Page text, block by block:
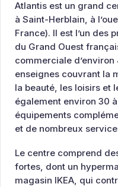
Atlantis est un grand
à Saint-Herblain, à
France). Il est l’un des
du Grand Ouest
commerciale d’environ
enseignes couvrant la
la beauté, les loisirs et
également environ 30
équipements
et de nombreux
Le centre comprend
fortes, dont un
magasin IKEA, qui